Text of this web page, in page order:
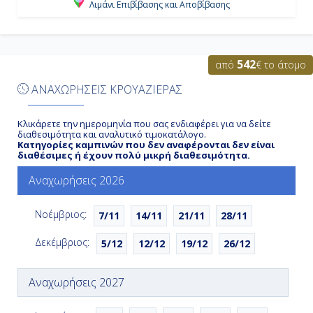
Κοζουμέλ, Μεξικό
17:00
Εν Πλω
Λιμάνι Επιβίβασης και Αποβίβασης
ΑΝΑΧΩΡΗΣΕΙΣ ΚΡΟΥΑΖΙΕΡΑΣ
από 542€ το άτομο
Κλικάρετε την ημερομηνία που σας ενδιαφέρει για να δείτε
διαθεσιμότητα και αναλυτικό τιμοκατάλογο.
Κατηγορίες καμπινών που δεν αναφέρονται δεν είναι
διαθέσιμες ή έχουν πολύ μικρή διαθεσιμότητα.
Αναχωρήσεις 2026
Νοέμβριος: 7/11 14/11 21/11
28/11
Δεκέμβριος:
5/12 12/12 19/12 26/12
Αναχωρήσεις 2027